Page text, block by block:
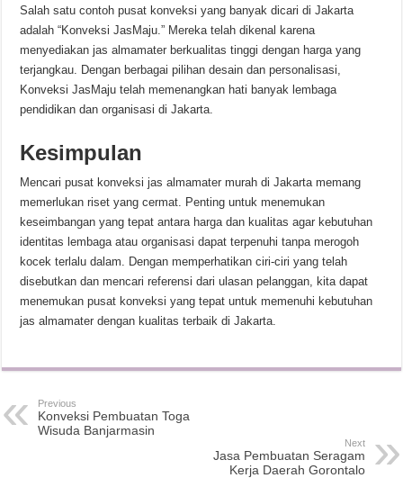
Salah satu contoh pusat konveksi yang banyak dicari di Jakarta
adalah “Konveksi JasMaju.” Mereka telah dikenal karena
menyediakan jas almamater berkualitas tinggi dengan harga yang
terjangkau. Dengan berbagai pilihan desain dan personalisasi,
Konveksi JasMaju telah memenangkan hati banyak lembaga
pendidikan dan organisasi di Jakarta.
Kesimpulan
Mencari pusat konveksi jas almamater murah di Jakarta memang
memerlukan riset yang cermat. Penting untuk menemukan
keseimbangan yang tepat antara harga dan kualitas agar kebutuhan
identitas lembaga atau organisasi dapat terpenuhi tanpa merogoh
kocek terlalu dalam. Dengan memperhatikan ciri-ciri yang telah
disebutkan dan mencari referensi dari ulasan pelanggan, kita dapat
menemukan pusat konveksi yang tepat untuk memenuhi kebutuhan
jas almamater dengan kualitas terbaik di Jakarta.
Previous
Konveksi Pembuatan Toga
Wisuda Banjarmasin
Next
Jasa Pembuatan Seragam
Kerja Daerah Gorontalo